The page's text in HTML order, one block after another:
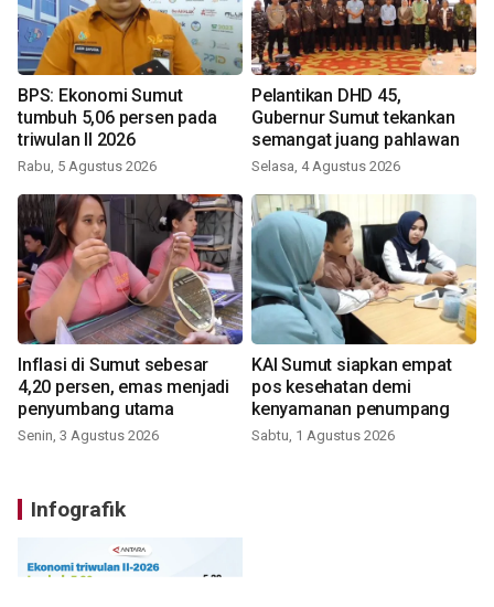
BPS: Ekonomi Sumut
tumbuh 5,06 persen pada
triwulan II 2026
Rabu, 5 Agustus 2026
Pelantikan DHD 45,
Gubernur Sumut tekankan
semangat juang pahlawan
Selasa, 4 Agustus 2026
Inflasi di Sumut sebesar
4,20 persen, emas menjadi
penyumbang utama
Senin, 3 Agustus 2026
KAI Sumut siapkan empat
pos kesehatan demi
kenyamanan penumpang
Sabtu, 1 Agustus 2026
Infografik